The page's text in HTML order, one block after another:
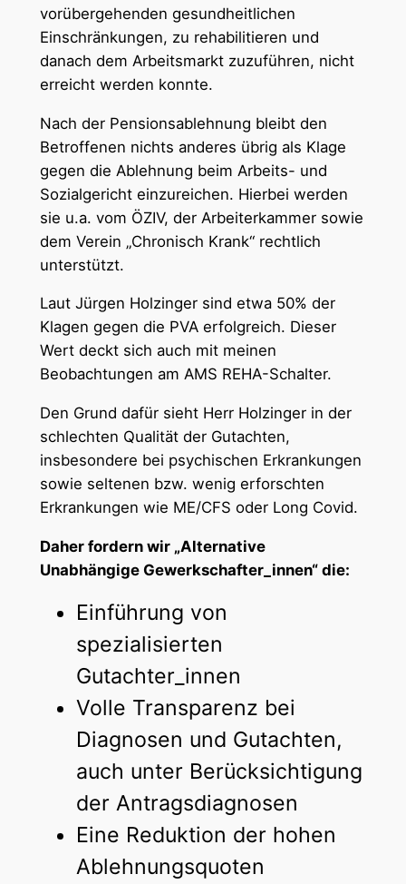
vorübergehenden gesundheitlichen
Einschränkungen, zu rehabilitieren und
danach dem Arbeitsmarkt zuzuführen, nicht
erreicht werden konnte.
Nach der Pensionsablehnung bleibt den
Betroffenen nichts anderes übrig als Klage
gegen die Ablehnung beim Arbeits- und
Sozialgericht einzureichen. Hierbei werden
sie u.a. vom ÖZIV, der Arbeiterkammer sowie
dem Verein „Chronisch Krank“ rechtlich
unterstützt.
Laut Jürgen Holzinger sind etwa 50% der
Klagen gegen die PVA erfolgreich. Dieser
Wert deckt sich auch mit meinen
Beobachtungen am AMS REHA-Schalter.
Den Grund dafür sieht Herr Holzinger in der
schlechten Qualität der Gutachten,
insbesondere bei psychischen Erkrankungen
sowie seltenen bzw. wenig erforschten
Erkrankungen wie ME/CFS oder Long Covid.
Daher fordern wir „Alternative
Unabhängige Gewerkschafter_innen“ die:
Einführung von
spezialisierten
Gutachter_innen
Volle Transparenz bei
Diagnosen und Gutachten,
auch unter Berücksichtigung
der Antragsdiagnosen
Eine Reduktion der hohen
Ablehnungsquoten